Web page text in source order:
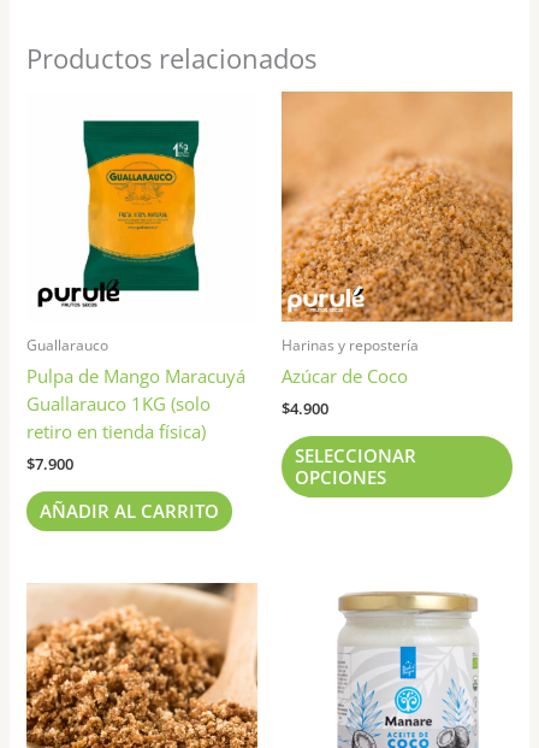
Productos relacionados
Guallarauco
Pulpa de Mango Maracuyá
Guallarauco 1KG (solo
retiro en tienda física)
$7.900
AÑADIR AL CARRITO
Harinas y repostería
Azúcar de Coco
$4.900
SELECCIONAR
OPCIONES
Las
se
de
Rango
de
precios:
desde
$1.900
hasta
$3.300
tiene
múltiples
variantes.
Las